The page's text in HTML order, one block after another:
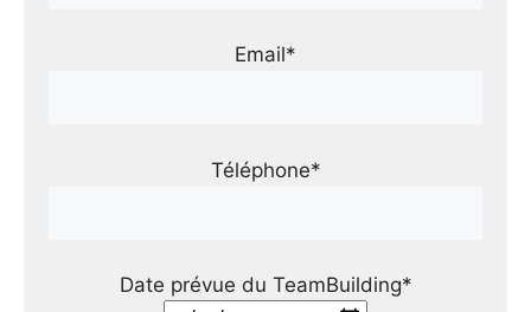
Email*
Téléphone*
Date prévue du TeamBuilding*